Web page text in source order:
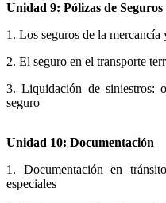
Unidad 9: Pólizas de Seguros
1. Los seguros de la mercancía
2. El seguro en el transporte
3. Liquidación de siniestros:
seguro
Unidad 10: Documentación
1. Documentación en
especiales